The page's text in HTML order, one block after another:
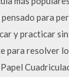
para
y practicar
para resolver